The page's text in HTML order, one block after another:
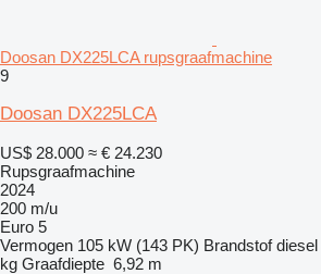
Doosan DX225LCA rupsgraafmachine
9
Doosan DX225LCA
US$ 28.000 ≈ € 24.230
Rupsgraafmachine
2024
200 m/u
Euro 5
Vermogen 105 kW (143 PK) Brandstof diesel
kg Graafdiepte 6,92 m